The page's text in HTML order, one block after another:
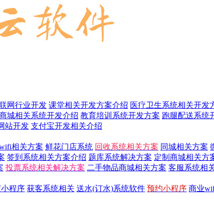
网行业开发 课堂相关开发方案介绍 医疗卫生系统相关开发
城相关系统开发介绍 教育培训系统开发方案 跑腿配送系统
站开发 支付宝开发相关介绍
相关方案 鲜花门店系统 回收系统相关方案 同城相关方案
签到系统相关方案介绍 题库系统解决方案 定制商城相关方
投票系统相关解决方案 二手物品商城相关方案 客服系统相
程序 获客系统相关 送水(订水)系统软件 预约小程序 商业